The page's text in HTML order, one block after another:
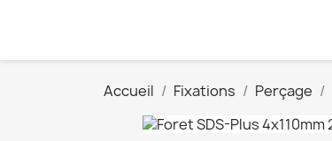
Accueil Fixations Perçage